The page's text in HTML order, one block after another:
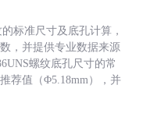
标准尺寸及底孔计算，
，并提供专业数据来源
螺纹底孔尺寸的常
荐值（Φ5.18mm），并